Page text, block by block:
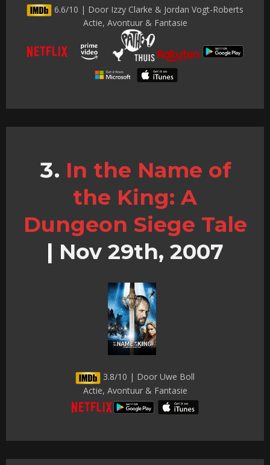
6.6/10 | Door Izzy Clarke & Jordan Vogt-Roberts
Actie, Avontuur & Fantasie
In the Name of
the King: A
Dungeon Siege Tale
| Nov 29th, 2007
3.8/10 | Door Uwe Boll
Actie, Avontuur & Fantasie